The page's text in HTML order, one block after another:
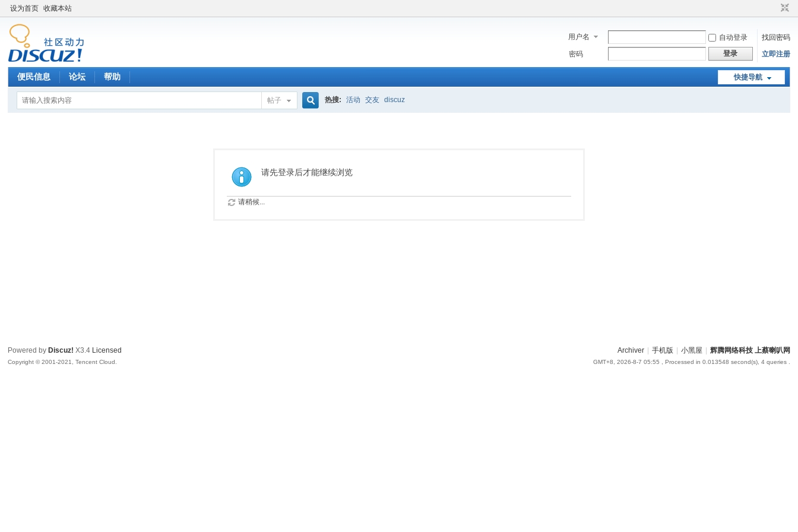
设为首页 收藏本站
用户名 自动登录
找回密码
密码
登录 立即注册
快捷导航
便民信息 论坛 帮助
帖子
索
热搜: 活动 交友 discuz
请先登录后才能继续浏览
请稍候...
Archiver 手机版 小黑屋 辉腾网络科技 上蔡喇叭网
GMT+8, 2026-8-7 05:55 , Processed in 0.013548 second(s), 4 queries .
Powered by Discuz! X3.4 Licensed
Copyright © 2001-2021, Tencent Cloud.